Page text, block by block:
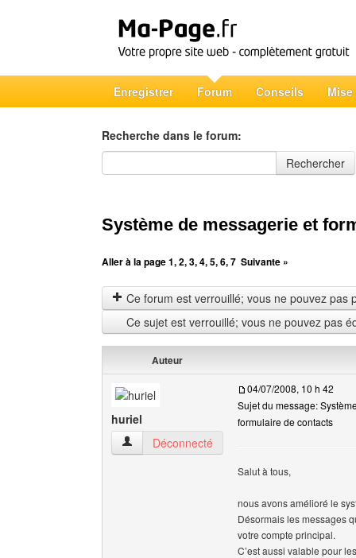
Enregistrer Forum Conseils Mise
Recherche dans le forum:
Recherche dans le forum
Rechercher
Système de messagerie et
Aller à la page1,2,3,4,5,6,7 Suivante »
Ce forum est verrouillé; vous ne pouvez pas
Ce sujet est verrouillé; vous ne pouvez pas
Auteur
huriel
huriel Voir le profil de l'utilisateur
Déconnecté
04/07/2008, 10 h 42
Sujet du message:
formulaire de contacts
Salut à tous,
nous avons amélioré le
Désormais les messages
votre compte principal.
C’est aussi valable pour